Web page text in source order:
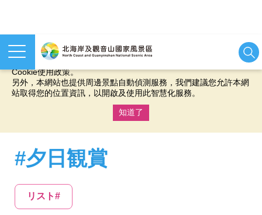
本網站使用cookies等相關技術以持續優化網站服務，並有助於為
您提供更佳的體驗，當您繼續使用本網站即表示您同意我們的
Cookie使用政策。
另外，本網站也提供周邊景點自動偵測服務，我們建議您允許本網
站取得您的位置資訊，以開啟及使用此智慧化服務。
知道了
#夕日観賞
リスト#